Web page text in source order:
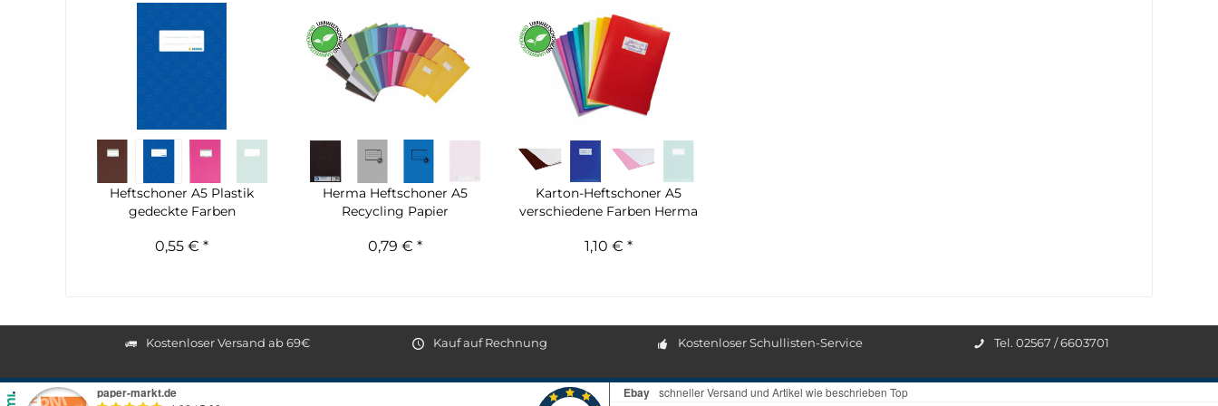
Heftschoner A5 Plastik
gedeckte Farben
0,55 € *
Herma Heftschoner A5
Recycling Papier
0,79 € *
Karton-Heftschoner A5
verschiedene Farben Herma
1,10 € *
Kostenloser Versand ab 69€ Kauf auf Rechnung Kostenloser Schullisten-Service Tel. 02567 / 6603701